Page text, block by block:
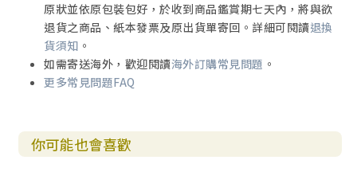
原狀並依原包裝包好，於收到商品鑑賞期七天內，將與欲
退貨之商品、紙本發票及原出貨單寄回。詳細可閱讀退換
貨須知 。
如需寄送海外，歡迎閱讀海外訂購常見問題 。
更多常見問題FAQ
你可能也會喜歡